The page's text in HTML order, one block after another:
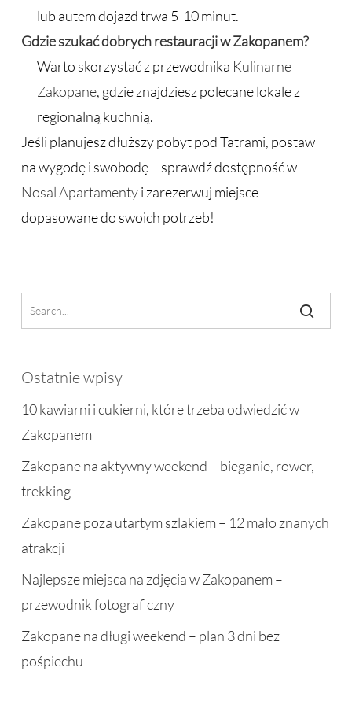
lub autem dojazd trwa 5-10 minut.
Gdzie szukać dobrych restauracji w Zakopanem?
Warto skorzystać z przewodnika Kulinarne
Zakopane, gdzie znajdziesz polecane lokale z
regionalną kuchnią.
Jeśli planujesz dłuższy pobyt pod Tatrami, postaw
na wygodę i swobodę – sprawdź dostępność w
Nosal Apartamentyi zarezerwuj miejsce
dopasowane do swoich potrzeb!
Ostatnie wpisy
10 kawiarni i cukierni, które trzeba odwiedzić w
Zakopanem
Zakopane na aktywny weekend – bieganie, rower,
trekking
Zakopane poza utartym szlakiem – 12 mało znanych
atrakcji
Najlepsze miejsca na zdjęcia w Zakopanem –
przewodnik fotograficzny
Zakopane na długi weekend – plan 3 dni bez
pośpiechu